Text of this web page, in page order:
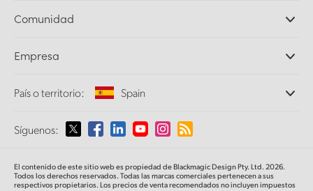
Ultimatte
Captura y reproducción
Conversión de formatos
Supervisión
Almacenamiento en redes
Direccionamiento y distribución
Transmisión y codificación
Centro de soporte técnico
Comunidad
Empresa
Perfil empresarial
Medios
País o territorio: Spain
Selecciona un país o territorio
Síguenos:
El contenido de este sitio web es propiedad de Blackmagic Design Pty. Ltd. 2026.
Todos los derechos reservados. Todas las marcas comerciales pertenecen a sus
respectivos propietarios. Los precios de venta recomendados no incluyen impuestos